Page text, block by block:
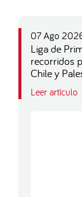
07 Ago
Liga de
recorridos
Chile y
Leer artículo